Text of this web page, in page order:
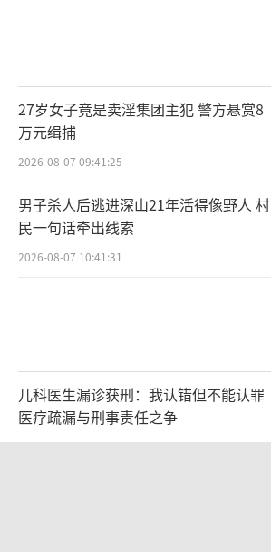
27岁女子竟是卖淫集团主犯 警方悬赏8
万元缉捕
2026-08-07 09:41:25
男子杀人后逃进深山21年活得像野人 村
民一句话牵出线索
2026-08-07 10:41:31
儿科医生漏诊获刑：我认错但不能认罪
医疗疏漏与刑事责任之争
2026-08-06 13:45:15